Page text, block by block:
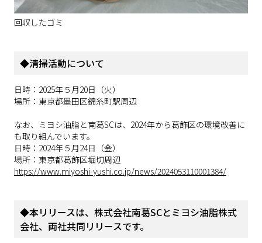
回収したゴミ
◆清掃活動について
日時：2025年５月20日（火）
場所：東京都墨田区錦糸町駅周辺
なお、ミヨシ油脂と南葛SCは、2024年から葛飾区の環境改善に
も取り組んでいます。
日時：2024年５月24日（金）
場所：東京都葛飾区堀切周辺
https://www.miyoshi-yushi.co.jp/news/2024053110001384/
◆本リリースは、株式会社南葛SCとミヨシ油脂株式
会社、両社共同リリースです。